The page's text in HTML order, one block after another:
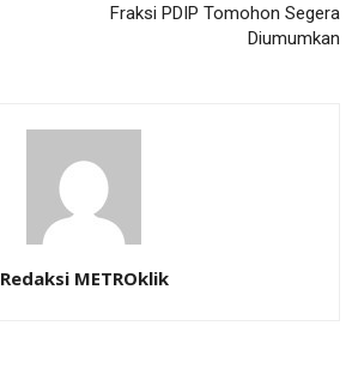
Fraksi PDIP Tomohon Segera
Diumumkan
Redaksi METROklik